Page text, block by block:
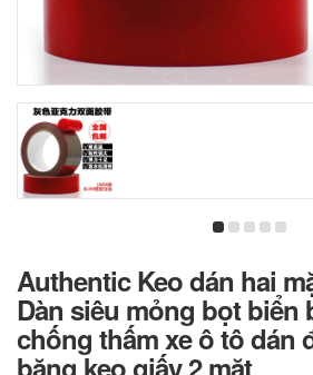
Authentic Keo dán hai
Dàn siêu mỏng bọt biển
chống thấm xe ô tô dán
băng keo giấy 2 mặt